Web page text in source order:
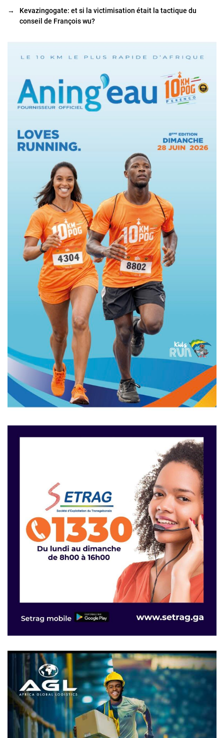
→
Kevazingogate: et si la victimisation était la tactique du
conseil de François wu?